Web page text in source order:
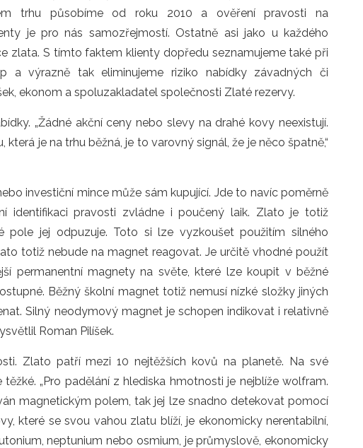
trhu působíme od roku 2010 a ověření pravosti na
je pro nás samozřejmostí. Ostatně asi jako u každého
zlata. S tímto faktem klienty dopředu seznamujeme také při
a výrazně tak eliminujeme riziko nabídky závadných či
ekonom a spoluzakladatel společnosti Zlaté rezervy.
„Žádné akční ceny nebo slevy na drahé kovy neexistují.
je na trhu běžná, je to varovný signál, že je něco špatně,“
investiční mince může sám kupující. Jde to navíc poměrně
identifikaci pravosti zvládne i poučený laik. Zlato je totiž
pole jej odpuzuje. Toto si lze vyzkoušet použitím silného
totiž nebude na magnet reagovat. Je určitě vhodné použít
permanentní magnety na světe, které lze koupit v běžné
Běžný školní magnet totiž nemusí nízké složky jiných
Silný neodymový magnet je schopen indikovat i relativně
Roman Pilíšek.
Zlato patří mezi 10 nejtěžších kovů na planetě. Na své
„Pro padělání z hlediska hmotnosti je nejblíže wolfram.
magnetickým polem, tak jej lze snadno detekovat pomocí
které se svou vahou zlatu blíží, je ekonomicky nerentabilní,
neptunium nebo osmium, je průmyslově, ekonomicky